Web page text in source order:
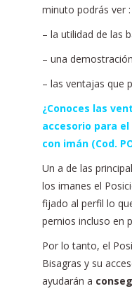
minuto podrás ver :
– la utilidad de las
– una
– las ventajas que
¿Conoces las
accesorio para
con imán (Cod.
Un a de las
los imanes el
fijado al perfil lo
pernios incluso en
Por lo tanto, el
Bisagras y su
ayudarán a